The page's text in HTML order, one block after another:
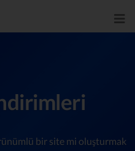
bir site mi oluşturmak